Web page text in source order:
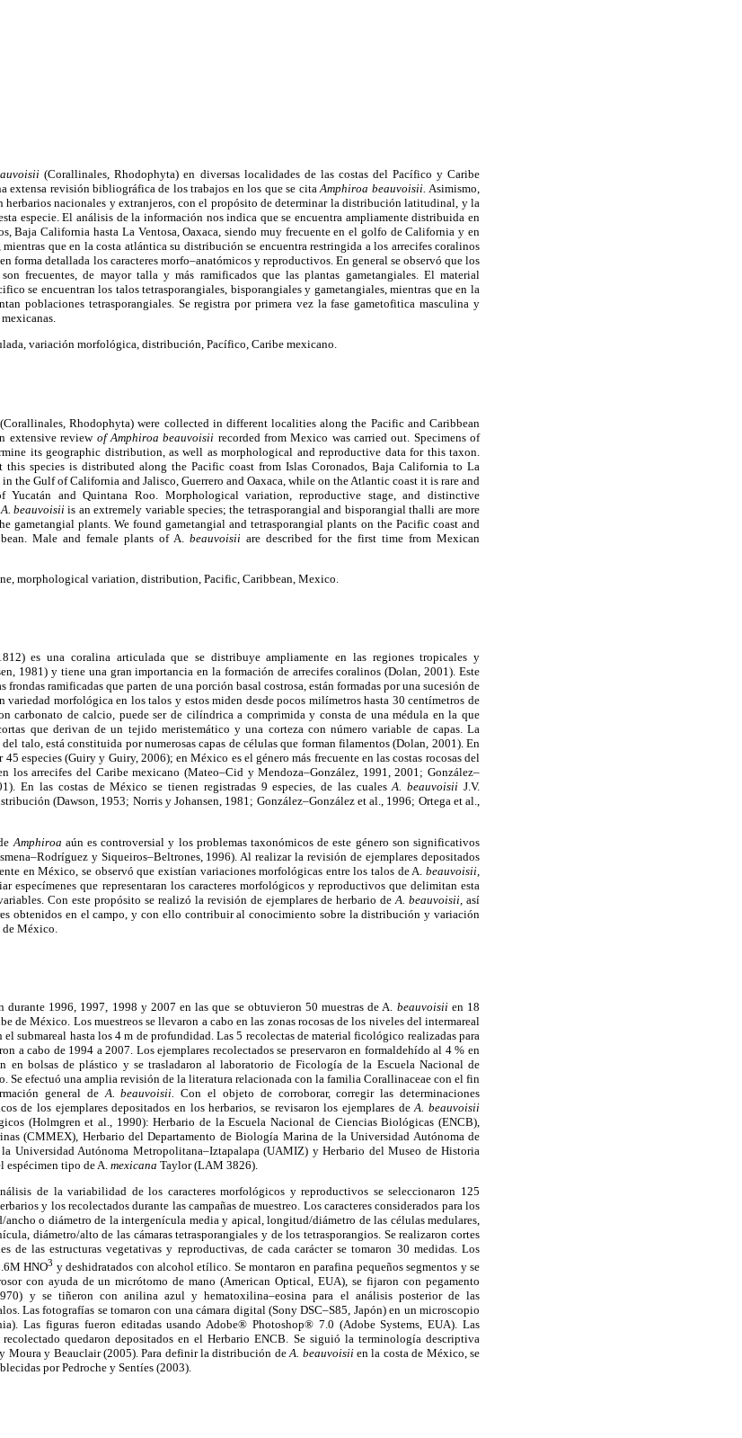
(Corallinales, Rhodophyta) en diversas localidades de las costas del Pacífico y Caribe
extensa revisión bibliográfica de los trabajos en los que se citaAmphiroa beauvoisii. Asimismo,
herbarios nacionales y extranjeros, con el propósito de determinar la distribución latitudinal, y la
especie. El análisis de la información nos indica que se encuentra ampliamente distribuida en
Baja California hasta La Ventosa, Oaxaca, siendo muy frecuente en el golfo de California y en
mientras que en la costa atlántica su distribución se encuentra restringida a los arrecifes coralinos
forma detallada los caracteres morfo–anatómicos y reproductivos. En general se observó que los
frecuentes, de mayor talla y más ramificados que las plantas gametangiales. El material
se encuentran los talos tetrasporangiales, bisporangiales y gametangiales, mientras que en la
poblaciones tetrasporangiales. Se registra por primera vez la fase gametofitica masculina y
variación morfológica, distribución, Pacífico, Caribe mexicano.
(Corallinales, Rhodophyta) were collected in different localities along the Pacific and Caribbean
extensive review of Amphiroa beauvoisii recorded from Mexico was carried out. Specimens of
its geographic distribution, as well as morphological and reproductive data for this taxon.
species is distributed along the Pacific coast from Islas Coronados, Baja California to La
the Gulf of California and Jalisco, Guerrero and Oaxaca, while on the Atlantic coast it is rare and
and Quintana Roo. Morphological variation, reproductive stage, and distinctive
A. beauvoisiiis an extremely variable species; the tetrasporangial and bisporangial thalli are more
gametangial plants. We found gametangial and tetrasporangial plants on the Pacific coast and
Male and female plants of A. beauvoisii are described for the first time from Mexican
morphological variation, distribution, Pacific, Caribbean, Mexico.
es una coralina articulada que se distribuye ampliamente en las regiones tropicales y
1981) y tiene una gran importancia en la formación de arrecifes coralinos (Dolan, 2001). Este
frondas ramificadas que parten de una porción basal costrosa, están formadas por una sucesión de
variedad morfológica en los talos y estos miden desde pocos milímetros hasta 30 centímetros de
carbonato de calcio, puede ser de cilíndrica a comprimida y consta de una médula en la que
que derivan de un tejido meristemático y una corteza con número variable de capas. La
talo, está constituida por numerosas capas de células que forman filamentos (Dolan, 2001). En
45 especies (Guiry y Guiry, 2006); en México es el género más frecuente en las costas rocosas del
los arrecifes del Caribe mexicano (Mateo–Cid y Mendoza–González, 1991, 2001; González–
En las costas de México se tienen registradas 9 especies, de las cualesA. beauvoisiiJ.V.
(Dawson, 1953; Norris y Johansen, 1981; González–González et al., 1996; Ortega et al.,
Amphiroa aún es controversial y los problemas taxonómicos de este género son significativos
y Siqueiros–Beltrones, 1996). Al realizar la revisión de ejemplares depositados
en México, se observó que existían variaciones morfológicas entre los talos de A. beauvoisii,
especímenes que representaran los caracteres morfológicos y reproductivos que delimitan esta
Con este propósito se realizó la revisión de ejemplares de herbario deA. beauvoisii,así
obtenidos en el campo, y con ello contribuir al conocimiento sobre la distribución y variación
de México.
durante 1996, 1997, 1998 y 2007 en las que se obtuvieron 50 muestras de A. beauvoisii en 18
de México. Los muestreos se llevaron a cabo en las zonas rocosas de los niveles del intermareal
submareal hasta los 4 m de profundidad. Las 5 recolectas de material ficológico realizadas para
a cabo de 1994 a 2007. Los ejemplares recolectados se preservaron en formaldehído al 4 % en
en bolsas de plástico y se trasladaron al laboratorio de Ficología de la Escuela Nacional de
Se efectuó una amplia revisión de la literatura relacionada con la familia Corallinaceae con el fin
general deA. beauvoisii.Con el objeto de corroborar, corregir las determinaciones
de los ejemplares depositados en los herbarios, se revisaron los ejemplares deA. beauvoisii
(Holmgren et al., 1990): Herbario de la Escuela Nacional de Ciencias Biológicas (ENCB),
(CMMEX), Herbario del Departamento de Biología Marina de la Universidad Autónoma de
Universidad Autónoma Metropolitana–Iztapalapa (UAMIZ) y Herbario del Museo de Historia
espécimen tipo de A. mexicana Taylor (LAM 3826).
de la variabilidad de los caracteres morfológicos y reproductivos se seleccionaron 125
y los recolectados durante las campañas de muestreo. Los caracteres considerados para los
o diámetro de la intergenícula media y apical, longitud/diámetro de las células medulares,
diámetro/alto de las cámaras tetrasporangiales y de los tetrasporangios. Se realizaron cortes
de las estructuras vegetativas y reproductivas, de cada carácter se tomaron 30 medidas. Los
HNO3 y deshidratados con alcohol etílico. Se montaron en parafina pequeños segmentos y se
con ayuda de un micrótomo de mano (American Optical, EUA), se fijaron con pegamento
y se tiñeron con anilina azul y hematoxilina–eosina para el análisis posterior de las
Las fotografías se tomaron con una cámara digital (Sony DSC–S85, Japón) en un microscopio
Las figuras fueron editadas usando Adobe® Photoshop® 7.0 (Adobe Systems, EUA). Las
quedaron depositados en el Herbario ENCB. Se siguió la terminología descriptiva
Moura y Beauclair (2005). Para definir la distribución deA. beauvoisiien la costa de México, se
por Pedroche y Sentíes (2003).